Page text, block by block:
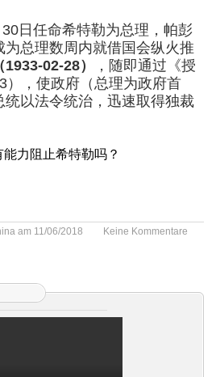
日任命希特勒为总理，帕彭
为总理数周内就借国会纵火推
（1933-02-28）
，随即通过《授
），使政府（总理为政府首
统以法令统治，迅速取得独裁
力阻止希特勒吗？
am 11/06/2018 Keine Kommentare